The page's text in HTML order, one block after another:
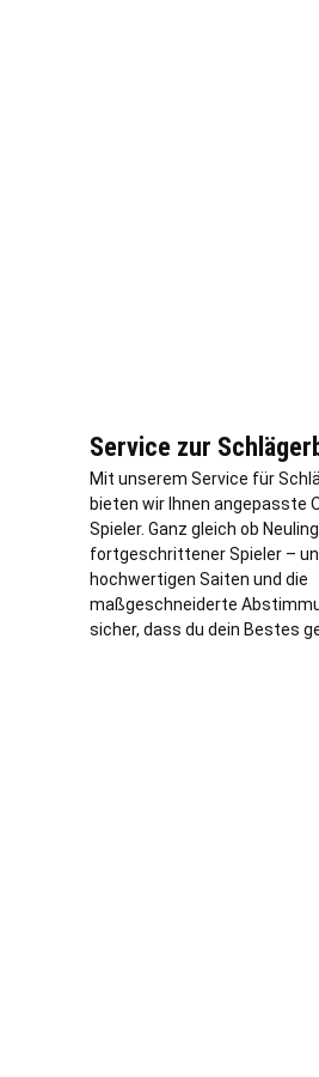
Service zur
Mit unserem Service für
bieten wir Ihnen angepasste
Spieler. Ganz gleich ob
fortgeschrittener Spieler –
hochwertigen Saiten und die
maßgeschneiderte
sicher, dass du dein Bestes